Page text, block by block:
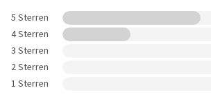
5 Sterren
4 Sterren
3 Sterren
2 Sterren
1 Sterren